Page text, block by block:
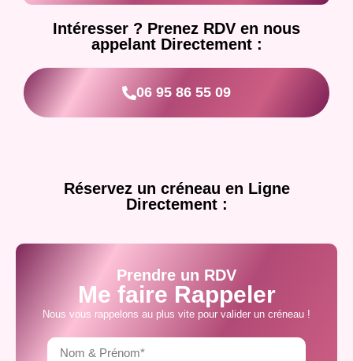
Prendre un RDV
Me faire Rappeler
Nous vous rappelons au plus vite pour valider un créneau !
Intéresser ? Prenez RDV en nous
appelant Directement :
06 95 86 55 09
Réservez un créneau en Ligne
Directement :